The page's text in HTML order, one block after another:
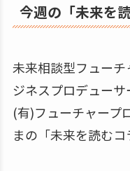
今週の「未来を
未来相談型フュー
ジネスプロデューサ
(有)フューチャープ
まの「未来を読むコ